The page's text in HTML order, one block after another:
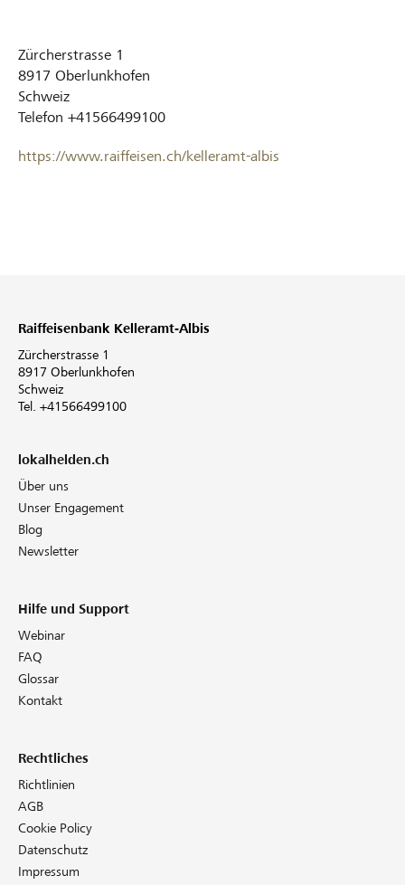
Zürcherstrasse 1
8917 Oberlunkhofen
Schweiz
Telefon +41566499100
https://www.raiffeisen.ch/kelleramt-albis
Raiffeisenbank Kelleramt-Albis
Zürcherstrasse 1
8917 Oberlunkhofen
Schweiz
Tel. +41566499100
lokalhelden.ch
Über uns
Unser Engagement
Blog
Newsletter
Hilfe und Support
Webinar
FAQ
Glossar
Kontakt
Rechtliches
Richtlinien
AGB
Cookie Policy
Datenschutz
Impressum